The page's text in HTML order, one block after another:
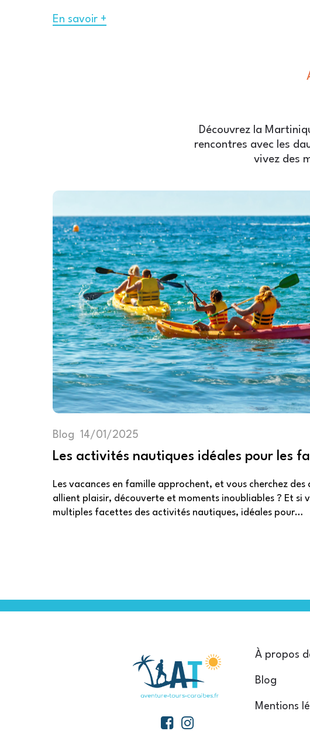
En savoir +
Découvrez la
rencontres avec les
vivez des
Blog 14/01/2025
Les activités nautiques idéales pour les
Les vacances en famille approchent, et vous cherchez des
allient plaisir, découverte et moments inoubliables ? Et si
multiples facettes des activités nautiques, idéales pour…
À propos
Blog
Mentions